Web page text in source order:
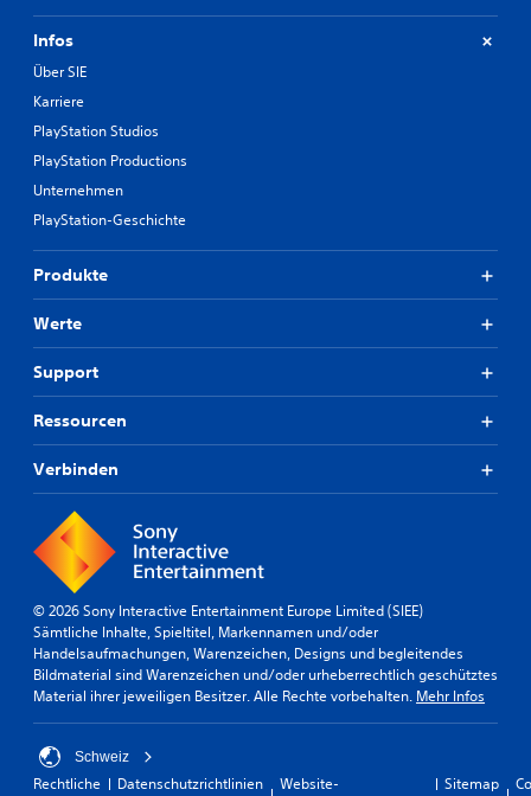
Infos
Über SIE
Karriere
PlayStation Studios
PlayStation Productions
Unternehmen
PlayStation-Geschichte
Produkte
Werte
Support
Ressourcen
Verbinden
© 2026 Sony Interactive Entertainment Europe Limited (SIEE)
Sämtliche Inhalte, Spieltitel, Markennamen und/oder
Handelsaufmachungen, Warenzeichen, Designs und begleitendes
Bildmaterial sind Warenzeichen und/oder urheberrechtlich geschütztes
Material ihrer jeweiligen Besitzer. Alle Rechte vorbehalten. Mehr Infos
Schweiz
Rechtliche
Datenschutzrichtlinien
Website-
Sitemap